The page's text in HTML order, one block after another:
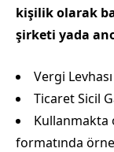
kişilik olarak
şirketi yada
Vergi
Ticaret Sicil
Kullanmakta
formatında